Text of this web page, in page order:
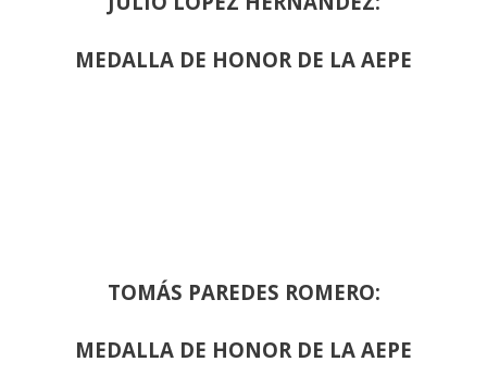
MEDALLA DE HONOR DE LA AEPE
TOMÁS PAREDES ROMERO:
MEDALLA DE HONOR DE LA AEPE